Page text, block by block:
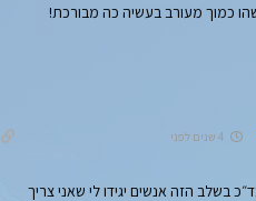
כמוך מעורב בעשיה כה מבורכת!
4 שנים לפני
בשלב הזה אנשים יגידו לי שאני צריך